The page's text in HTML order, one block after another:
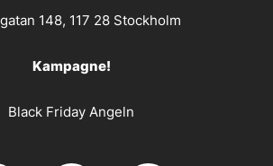
148, 117 28 Stockholm
Kampagne!
Black Friday Angeln